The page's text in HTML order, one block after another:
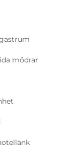
mödrar